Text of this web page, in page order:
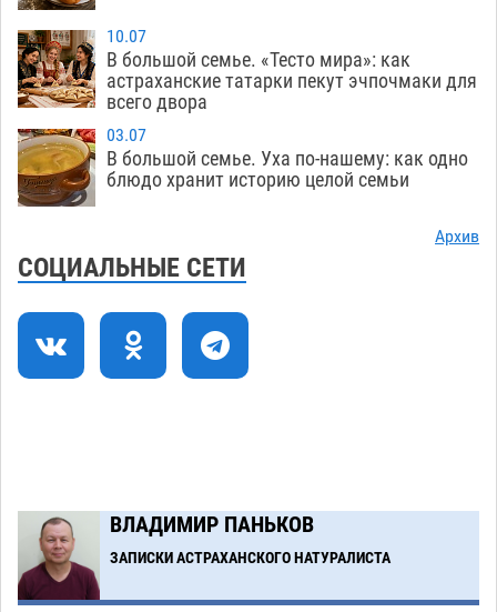
12:49
Астраханские гандболисты с крупной победы
стартовали на Всероссийской Спартакиаде
12:16
В астраханском селе невестка изрешетила
машину свекрови
06.08
нелегалов прямым рейсом из Шереметьево
11:08 Как астраханцы назвали своих детей в июле
Загрузить еще
10.07
В большой семье. «Тесто мира»: как
астраханские татарки пекут эчпочмаки для
всего двора
03.07
В большой семье. Уха по-нашему: как одно
блюдо хранит историю целой семьи
Архив
СОЦИАЛЬНЫЕ СЕТИ
ВЛАДИМИР ПАНЬКОВ
ЗАПИСКИ АСТРАХАНСКОГО НАТУРАЛИСТА